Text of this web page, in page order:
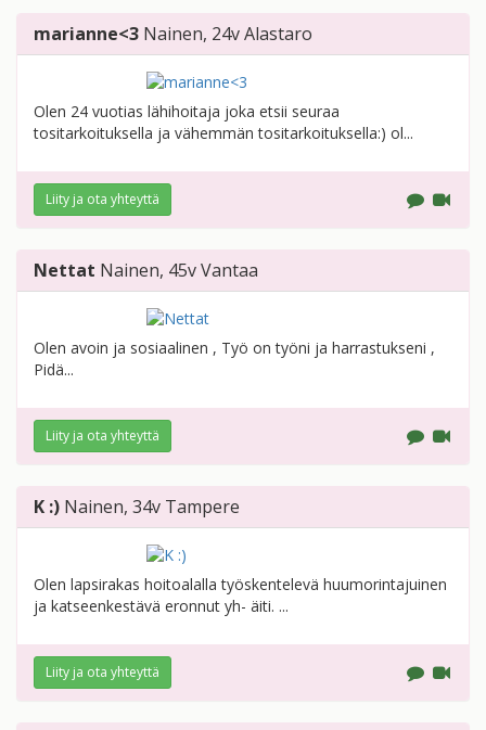
marianne<3 Nainen, 24vAlastaro
Olen 24 vuotias lähihoitaja joka etsii seuraa
tositarkoituksella ja vähemmän tositarkoituksella:) ol...
Liity ja ota yhteyttä
Nettat Nainen, 45vVantaa
Olen avoin ja sosiaalinen , Työ on työni ja harrastukseni ,
Pidä...
Liity ja ota yhteyttä
K :) Nainen, 34v Tampere
Olen lapsirakas hoitoalalla työskentelevä huumorintajuinen
ja katseenkestävä eronnut yh- äiti. ...
Liity ja ota yhteyttä